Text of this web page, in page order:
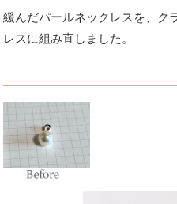
緩んだパールネックレスを、ク
レスに組み直しました。